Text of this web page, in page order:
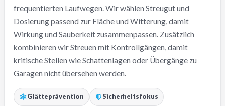
frequentierten Laufwegen. Wir wählen Streugut und
Dosierung passend zur Fläche und Witterung, damit
Wirkung und Sauberkeit zusammenpassen. Zusätzlich
kombinieren wir Streuen mit Kontrollgängen, damit
kritische Stellen wie Schattenlagen oder Übergänge zu
Garagen nicht übersehen werden.
Glätteprävention Sicherheitsfokus